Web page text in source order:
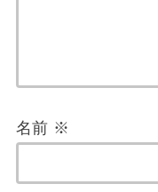
名前 ※